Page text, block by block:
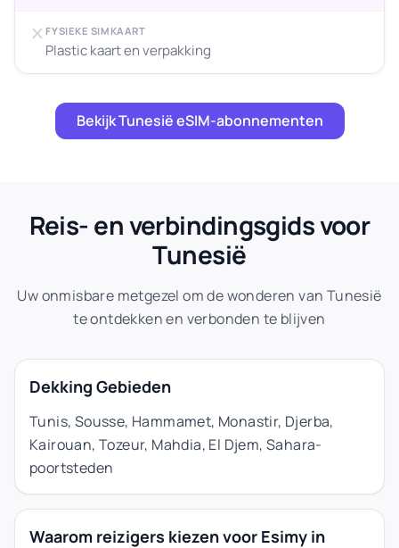
FYSIEKE SIMKAART
Plastic kaart en verpakking
Bekijk Tunesië eSIM-abonnementen
Reis- en verbindingsgids voor
Tunesië
Uw onmisbare metgezel om de wonderen van Tunesië
te ontdekken en verbonden te blijven
Dekking Gebieden
Tunis, Sousse, Hammamet, Monastir, Djerba,
Kairouan, Tozeur, Mahdia, El Djem, Sahara-
poortsteden
Waarom reizigers kiezen voor Esimy in